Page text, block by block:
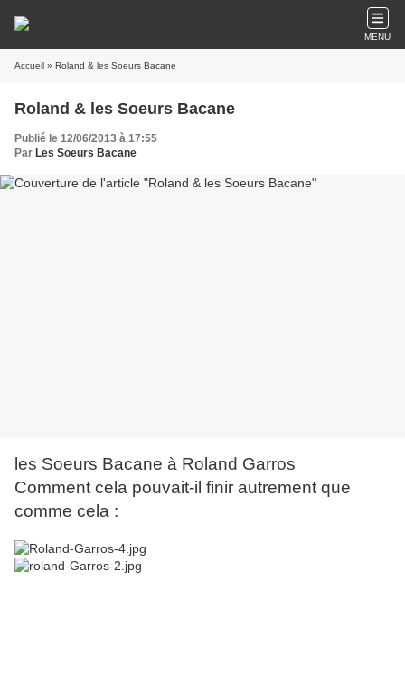
MENU
Accueil » Roland & les Soeurs Bacane
Roland & les Soeurs Bacane
Publié le 12/06/2013 à 17:55
Par Les Soeurs Bacane
les Soeurs Bacane à Roland Garros
Comment cela pouvait-il finir autrement que
comme cela :